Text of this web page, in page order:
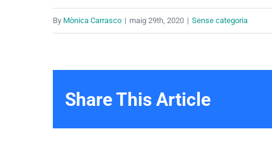
By Mònica Carrasco | maig 29th, 2020 | Sense categoria
Share This Article